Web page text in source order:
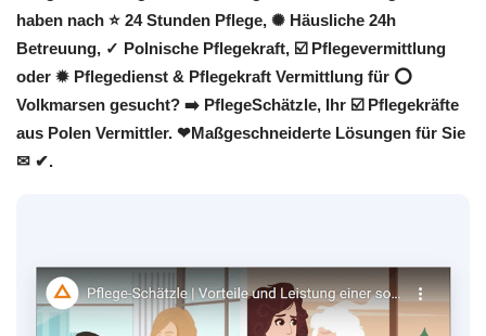
haben nach ⭐ 24 Stunden Pflege, ✺ Häusliche 24h
Betreuung, ✓ Polnische Pflegekraft, ☑️ Pflegevermittlung
oder ✹ Pflegedienst & Pflegekraft Vermittlung für ⭕
Volkmarsen gesucht? ➡️ PflegeSchätzle, Ihr ☑️ Pflegekräfte
aus Polen Vermittler. ❤Maßgeschneiderte Lösungen für Sie
✉ ✔.